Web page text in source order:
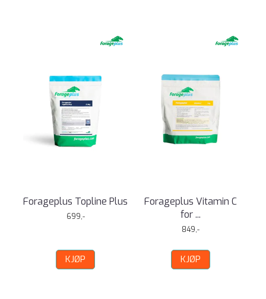
Forageplus Topline Plus
699,-
KJØP
Forageplus Vitamin C
for ...
849,-
KJØP